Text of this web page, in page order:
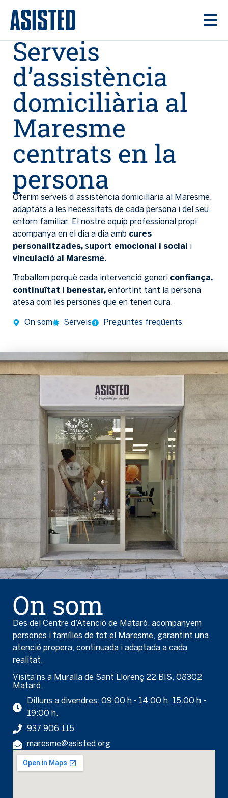
Serveis
d’assistència
domiciliària al
Maresme
centrats en la
persona
Oferim serveis d’assistència domiciliària al Maresme,
adaptats a les necessitats de cada persona i del seu
entorn familiar. El nostre equip professional propi
acompanya en el dia a dia amb cures
personalitzades, suport emocional i social
i
vinculació al Maresme.
Treballem perquè cada intervenció generi confiança,
continuïtat i benestar, enfortint tant la persona
atesa com les persones que en tenen cura.
On som Serveis Preguntes freqüents
On som
Des del Centre d’Atenció de Mataró, acompanyem
persones i famílies de tot el Maresme, garantint una
atenció propera, continuada i adaptada a cada
realitat.
Visita'ns a Muralla de Sant Llorenç 22 BIS, 08302
Mataró.
Dilluns a divendres: 09:00 h - 14:00 h, 15:00 h -
19:00 h.
937 906 115
maresme@asisted.org